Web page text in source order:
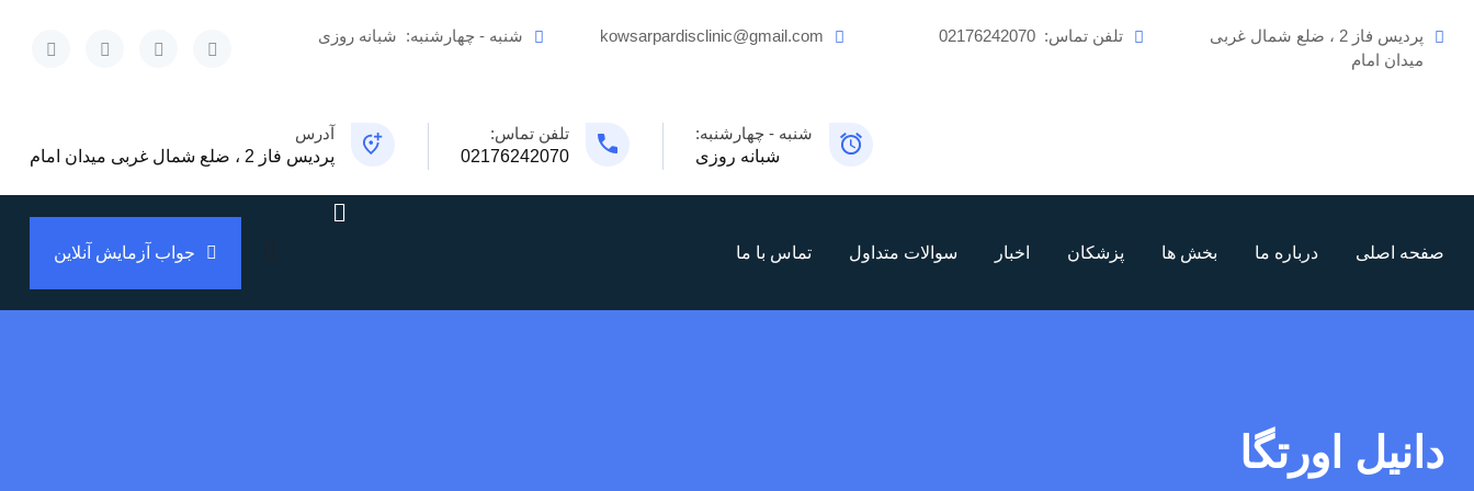
پردیس فاز 2 ، ضلع شمال غربی
میدان امام
تلفن تماس: 02176242070
kowsarpardisclinic@gmail.com شنبه - چهارشنبه: شبانه روزی
شنبه - چهارشنبه:
شبانه روزی
تلفن تماس:
02176242070
آدرس
پردیس فاز 2 ، ضلع شمال غربی میدان امام
صفحه اصلی درباره ما بخش ها پزشکان اخبار سوالات متداول تماس با ما جواب آزمایش آنلاین
دانیل اورتگا